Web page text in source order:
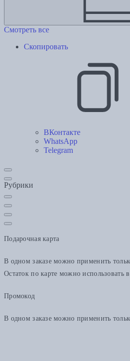
Смотреть все
Скопировать
ВКонтакте
WhatsApp
Telegram
Рубрики
Подарочная карта
В одном заказе можно применить
Остаток по карте можно использовать
Промокод
В одном заказе можно применить